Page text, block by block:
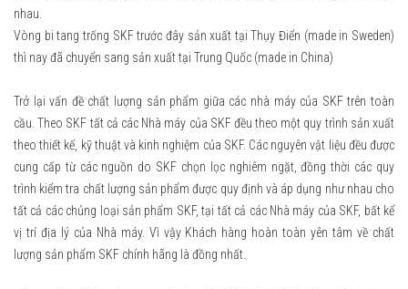
nhau.
Vòng bi tang trống SKF trước đây sản xuất tại Thụy Điển (made in Sweden)
thì nay đã chuyển sang sản xuất tại Trung Quốc (made in China)
Trở lại vấn đề chất lượng sản phẩm giữa các nhà máy của SKF trên toàn
cầu. Theo SKF tất cả các Nhà máy của SKF đều theo một quy trình sản xuất
theo thiết kế, kỹ thuật và kinh nghiệm của SKF. Các nguyên vật liệu đều được
cung cấp từ các nguồn do SKF chọn lọc nghiêm ngặt, đồng thời các quy
trình kiểm tra chất lượng sản phẩm được quy định và áp dụng như nhau cho
tất cả các chủng loại sản phẩm SKF, tại tất cả các Nhà máy của SKF, bất kể
vị trí địa lý của Nhà máy. Vì vậy Khách hàng hoàn toàn yên tâm về chất
lượng sản phẩm SKF chính hãng là đồng nhất.